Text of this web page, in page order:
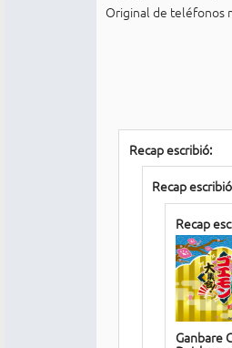
Original de teléfonos
Recap escribió:
Recap
Recap
Ganbare